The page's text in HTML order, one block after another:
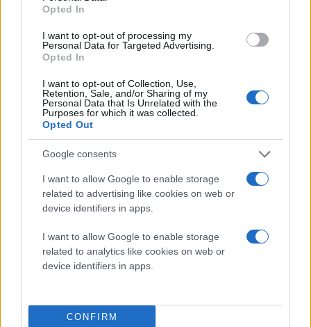
Opted In
I want to opt-out of processing my
Personal Data for Targeted Advertising.
Opted In
I want to opt-out of Collection, Use,
Retention, Sale, and/or Sharing of my
Personal Data that Is Unrelated with the
Purposes for which it was collected.
Opted Out
Google consents
I want to allow Google to enable storage
related to advertising like cookies on web or
device identifiers in apps.
I want to allow Google to enable storage
related to analytics like cookies on web or
device identifiers in apps.
CONFIRM
Quire, ένα φλύαρο, παλαιό μαγικό βιβλίο, το οποίο
ενσαρκώνεται φωνητικά από τον βετεράνο Stephen
Fry. Μέσα από αυτή την περιπέτεια αυτογνωσίας, η
οικογενειακά μυστικά που έχουν τη δύναμη να
αλλάξουν την ισορροπία του μαγικού κόσμου των
μαγισσών.
Μια ιδιαίτερα ενδιαφέρουσα λεπτομέρεια για την
εξέλιξη τουHexed αφορά τη θεμελιώδη αλλαγή που
υπέστη το κεντρικό σενάριο. Όταν η Disney
ανακοίνωσε το project για πρώτη φορά πέρυσι, η
επίσημη περιγραφή έκανε λόγο για έναν «αδέξιο
έφηβο» (αγόρι) που ανακαλύπτει τις δυνάμεις του
μαζί με την αυστηρή μητέρα του, αλλά κατά τη
μετατρέποντας τον κεντρικό χαρακτήρα σε κορίτσι.